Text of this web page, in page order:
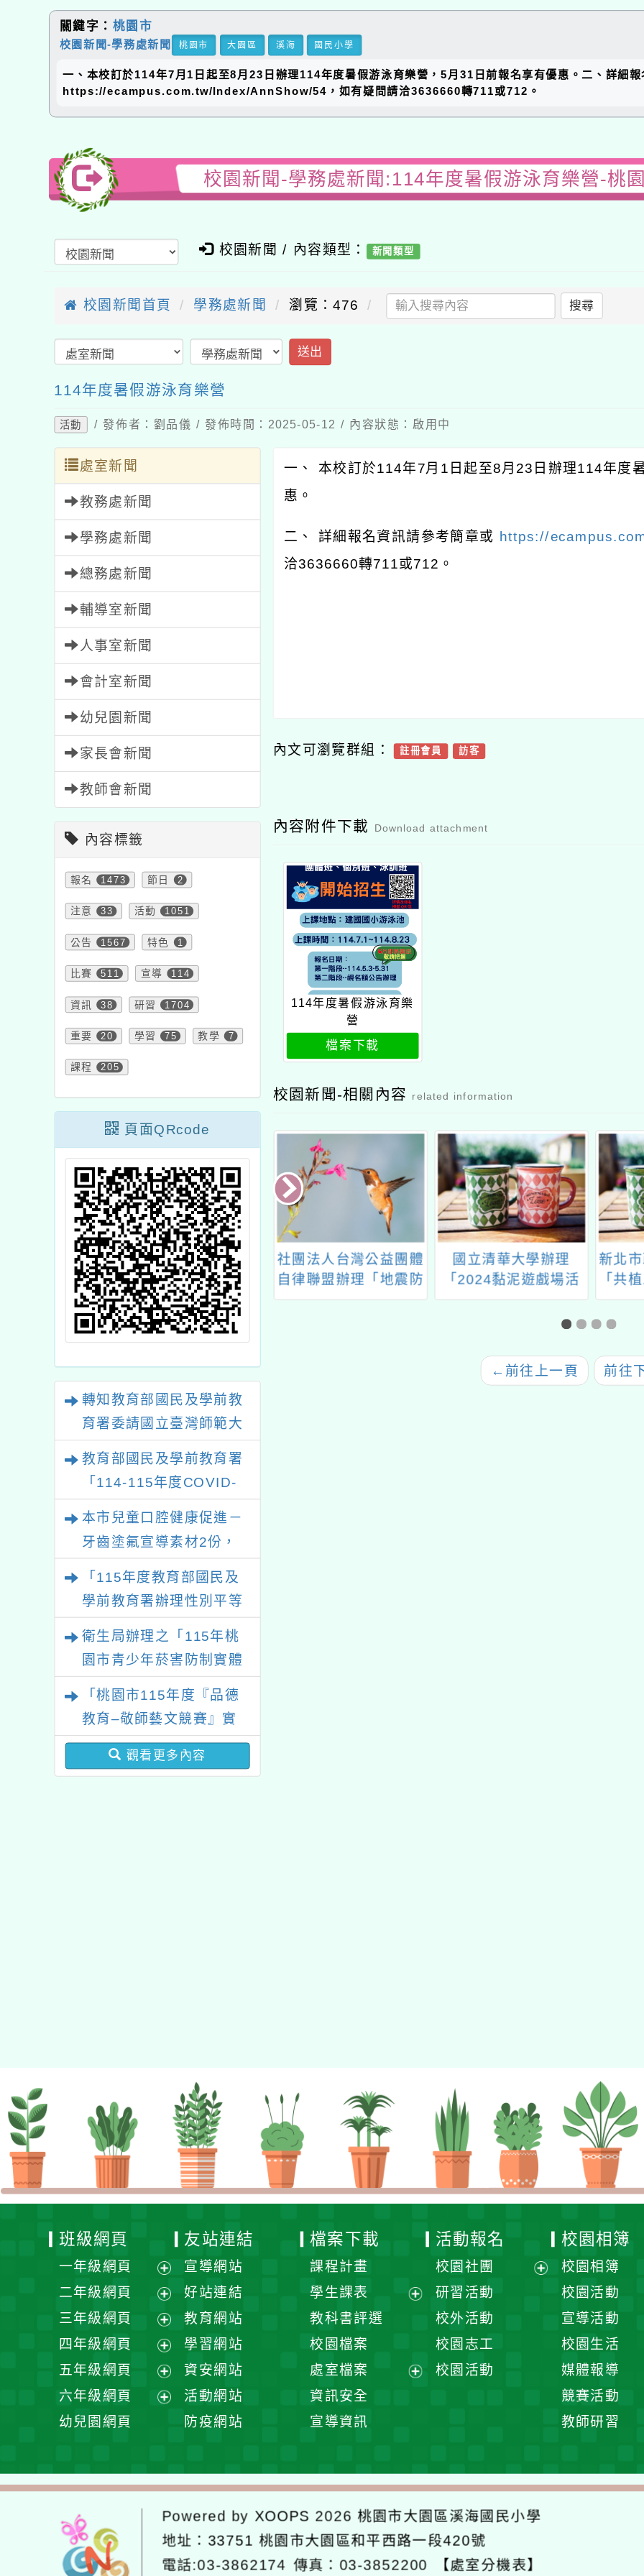
關鍵字： 桃園市
校園新聞-學務處新聞 桃園市 大園區 溪海 國民小學
一、本校訂於114年7月1日起至8月23日辦理114年度暑假游泳育樂營，5月31日前報名享有優惠。二、詳細報
https://ecampus.com.tw/Index/AnnShow/54，如有疑問請洽3636660轉711或712。
校園新聞-學務處新聞:114年度暑假游泳育樂營-桃
校園新聞 / 內容類型： 新聞類型
校園新聞首頁 學務處新聞 瀏覽：476 搜尋
送出
114年度暑假游泳育樂營
活動 / 發佈者：劉品儀 / 發佈時間：2025-05-12 / 內容狀態：啟用中
處室新聞
教務處新聞
學務處新聞
總務處新聞
輔導室新聞
人事室新聞
會計室新聞
幼兒園新聞
家長會新聞
教師會新聞
內容標籤
報名 1473 節日 2
注意 33 活動 1051
公告 1567 特色 1
比賽 511 宣導 114
資訊 38 研習 1704
重要 20 學習 75 教學 7
課程 205
頁面QRcode
轉知教育部國民及學前教
育署委請國立臺灣師範大
學辦理「114至115年度
健康促進學校輔導計畫師
資專業成長研習」實施計
畫
教育部國民及學前教育署
「114-115年度COVID-
19疫苗接種計畫」公費接
施，延長至115年9月28
日止
本市兒童口腔健康促進－
牙齒塗氟宣導素材2份，
「115年度教育部國民及
學前教育署辦理性別平等
衛生局辦理之「115年桃
園市青少年菸害防制實體
「桃園市115年度『品德
教育–敬師藝文競賽』實
施計畫」1份
觀看更多內容
一、 本校訂於114年7月1日起至8月23日辦理114年度
惠。
二、 詳細報名資訊請參考簡章或 https://
洽3636660轉711或712。
內文可瀏覽群組： 註冊會員 訪客
內容附件下載 Download attachment
114年度暑假游泳育樂
營
檔案下載
校園新聞-相關內容 related information
體感 114學年度校慶暨社區
運動會小志工錄取名單
社團法人台灣公益團體
自律聯盟辦理「地震防
災與居家風險管理」融
國立清華大學辦理
「2024黏泥遊戲場活
動」
新北
「共
← 前往上一頁 前往
班級網頁
一年級網頁
展
選
單
二年級網頁
展
開
選
單
三年級網頁
展
開
選
單
四年級網頁
展
開
選
五年級網頁
展
開
六年級網頁
單
幼兒園網頁
友站連結
宣導網站
好站連結
教育網站
學習網站
資安網站
活動網站
防疫網站
檔案下載
課程計畫
學生課表
單
教科書評選
校園檔案
處室檔案
資訊安全
宣導資訊
活動報名
校園社團
研習活動
校外活動
校園志工
校園活動
校園相簿
校園相簿
校園活動
宣導活動
校園生活
媒體報導
競賽活動
教師研習
Powered by XOOPS 2026桃園市大園區溪海國民小學
地址： 33751 桃園市大園區和平西路一段420號
電話:03-3862174 傳真：03-3852200 【處室分機表】